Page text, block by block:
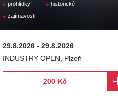
prohlídky
historické
zajímavosti
29.8.2026- 29.8.2026
INDUSTRY OPEN
Plzeň
200 Kč